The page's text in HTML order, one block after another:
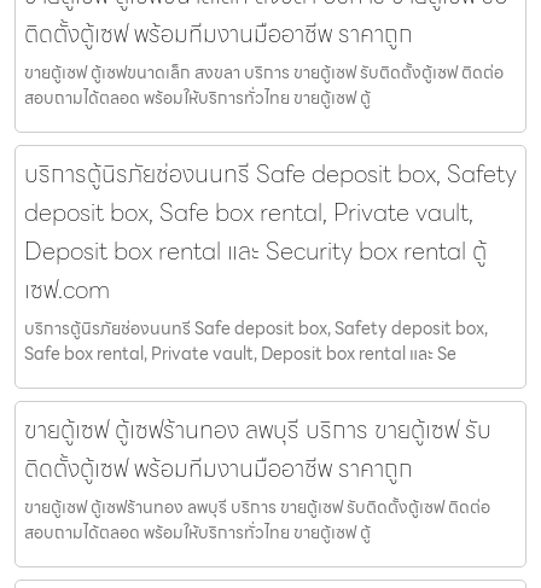
ติดตั้งตู้เซฟ พร้อมทีมงานมืออาชีพ ราคาถูก
ขายตู้เซฟ ตู้เซฟขนาดเล็ก สงขลา บริการ ขายตู้เซฟ รับติดตั้งตู้เซฟ ติดต่อ
สอบถามได้ตลอด พร้อมให้บริการทั่วไทย ขายตู้เซฟ ตู้
บริการตู้นิรภัยช่องนนทรี Safe deposit box, Safety
deposit box, Safe box rental, Private vault,
Deposit box rental และ Security box rental ตู้
เซฟ.com
บริการตู้นิรภัยช่องนนทรี Safe deposit box, Safety deposit box,
Safe box rental, Private vault, Deposit box rental และ Se
ขายตู้เซฟ ตู้เซฟร้านทอง ลพบุรี บริการ ขายตู้เซฟ รับ
ติดตั้งตู้เซฟ พร้อมทีมงานมืออาชีพ ราคาถูก
ขายตู้เซฟ ตู้เซฟร้านทอง ลพบุรี บริการ ขายตู้เซฟ รับติดตั้งตู้เซฟ ติดต่อ
สอบถามได้ตลอด พร้อมให้บริการทั่วไทย ขายตู้เซฟ ตู้